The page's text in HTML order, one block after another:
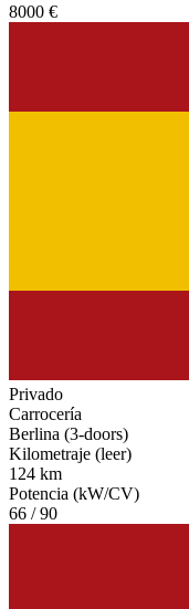
8000 €
Privado
Carrocería
Berlina (3-doors)
Kilometraje (leer)
124 km
Potencia (kW/CV)
66 / 90